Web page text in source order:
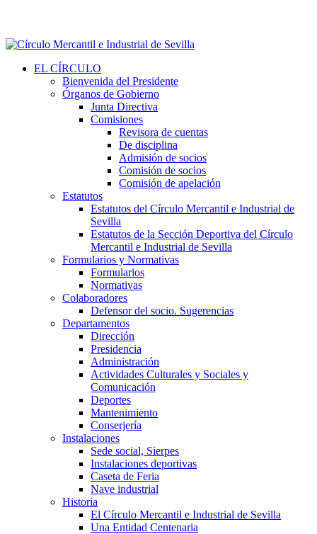
EL CÍRCULO
Bienvenida del Presidente
Órganos de Gobierno
Junta Directiva
Comisiones
Revisora de cuentas
De disciplina
Admisión de socios
Comisión de socios
Comisión de apelación
Estatutos
Estatutos del Círculo Mercantil e Industrial de
Sevilla
Estatutos de la Sección Deportiva del Círculo
Mercantil e Industrial de Sevilla
Formularios y Normativas
Formularios
Normativas
Colaboradores
Defensor del socio. Sugerencias
Departamentos
Dirección
Presidencia
Administración
Actividades Culturales y Sociales y
Comunicación
Deportes
Mantenimiento
Conserjería
Instalaciones
Sede social, Sierpes
Instalaciones deportivas
Caseta de Feria
Nave industrial
Historia
El Círculo Mercantil e Industrial de Sevilla
Una Entidad Centenaria